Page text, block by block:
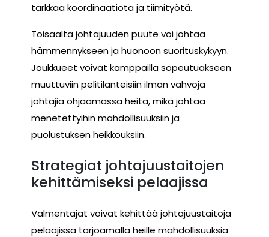
tarkkaa koordinaatiota ja tiimityötä.
Toisaalta johtajuuden puute voi johtaa
hämmennykseen ja huonoon suorituskykyyn.
Joukkueet voivat kamppailla sopeutuakseen
muuttuviin pelitilanteisiin ilman vahvoja
johtajia ohjaamassa heitä, mikä johtaa
menetettyihin mahdollisuuksiin ja
puolustuksen heikkouksiin.
Strategiat johtajuustaitojen
kehittämiseksi pelaajissa
Valmentajat voivat kehittää johtajuustaitoja
pelaajissa tarjoamalla heille mahdollisuuksia